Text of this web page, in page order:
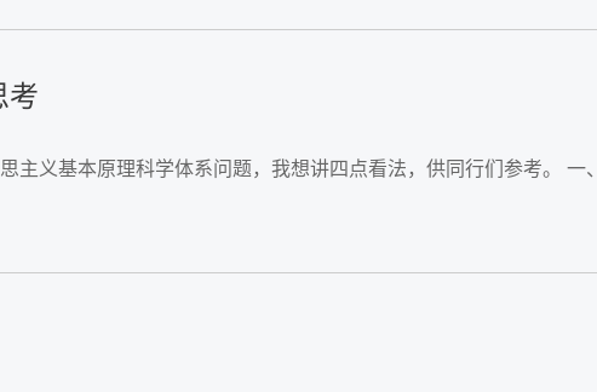
考
主义基本原理科学体系问题，我想讲四点看法，供同行们参考。